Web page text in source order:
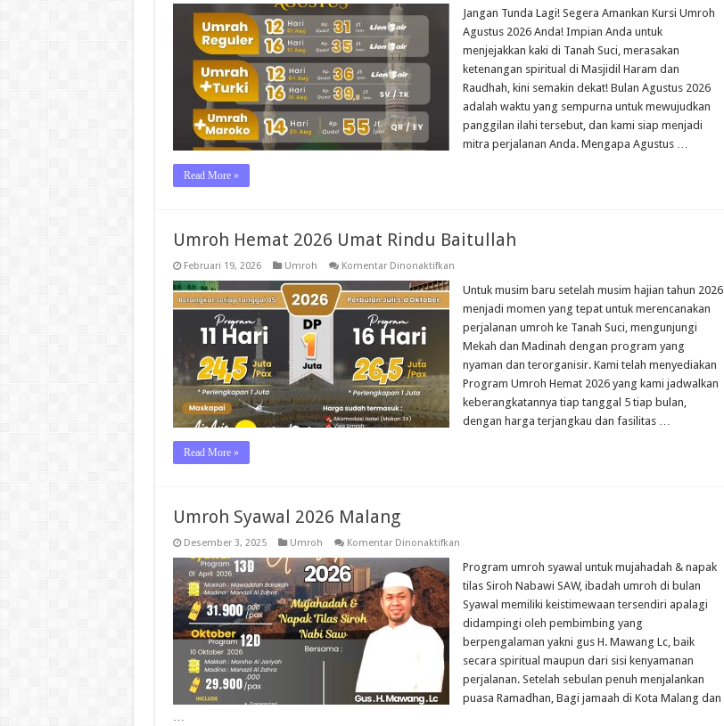
Umroh
Agustus
2026
Jangan Tunda Lagi! Segera Amankan Kursi Umroh
Agustus 2026 Anda! Impian Anda untuk
menjejakkan kaki di Tanah Suci, merasakan
ketenangan spiritual di Masjidil Haram dan
Raudhah, kini semakin dekat! Bulan Agustus 2026
adalah waktu yang sempurna untuk mewujudkan
panggilan ilahi tersebut, dan kami siap menjadi
mitra perjalanan Anda. Mengapa Agustus …
Read More »
Umroh Hemat 2026 Umat Rindu Baitullah
Februari 19, 2026 Umroh Komentar Dinonaktifkanpada
Hemat
Umat
Rindu
Baitullah
Untuk musim baru setelah musim hajian tahun 2026
menjadi momen yang tepat untuk merencanakan
perjalanan umroh ke Tanah Suci, mengunjungi
Mekah dan Madinah dengan program yang
nyaman dan terorganisir. Kami telah menyediakan
Program Umroh Hemat 2026 yang kami jadwalkan
keberangkatannya tiap tanggal 5 tiap bulan,
dengan harga terjangkau dan fasilitas …
Read More »
Umroh Syawal 2026 Malang
Desember 3, 2025 Umroh Komentar Dinonaktifkanpada
Syawal
Malang
Program umroh syawal untuk mujahadah & napak
tilas Siroh Nabawi SAW, ibadah umroh di bulan
Syawal memiliki keistimewaan tersendiri apalagi
didampingi oleh pembimbing yang
berpengalaman yakni gus H. Mawang Lc, baik
secara spiritual maupun dari sisi kenyamanan
perjalanan. Setelah sebulan penuh menjalankan
puasa Ramadhan, Bagi jamaah di Kota Malang dan
…